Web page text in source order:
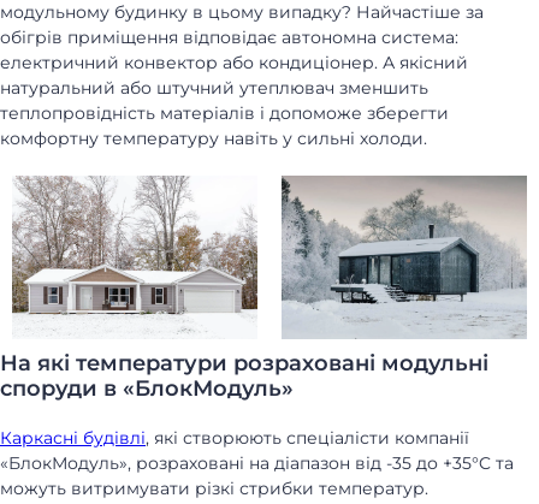
Головна
Каталог
Наші роботи
Про компанію
Наші клієнти
Технології
Доставка і монтаж
Питання-відповідь
Новини
Блог
Контакти
Відгуки
модульному будинку в цьому випадку? Найчастіше за
обігрів приміщення відповідає автономна система:
електричний конвектор або кондиціонер. А якісний
натуральний або штучний утеплювач зменшить
теплопровідність матеріалів і допоможе зберегти
комфортну температуру навіть у сильні холоди.
На які температури розраховані модульні
споруди в «БлокМодуль»
Каркасні будівлі, які створюють спеціалісти компанії
«БлокМодуль», розраховані на діапазон від -35 до +35°C та
можуть витримувати різкі стрибки температур.